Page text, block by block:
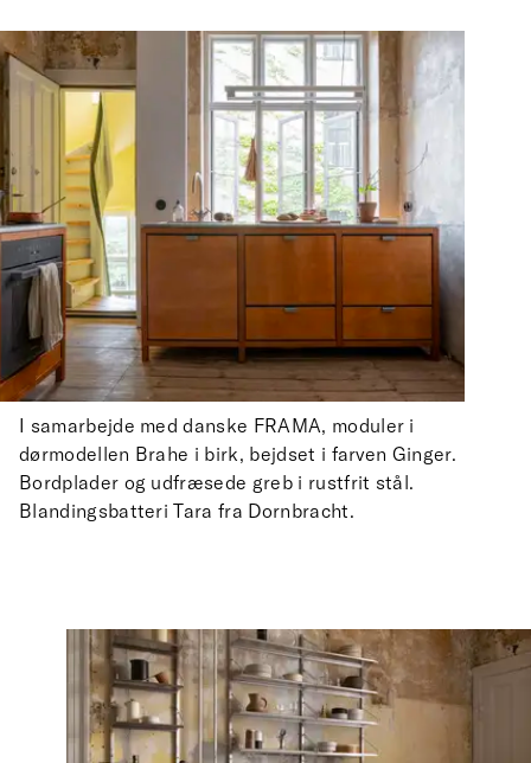
I samarbejde med danske FRAMA, moduler i
dørmodellen Brahe i birk, bejdset i farven Ginger.
Bordplader og udfræsede greb i rustfrit stål.
Blandingsbatteri Tara fra Dornbracht.